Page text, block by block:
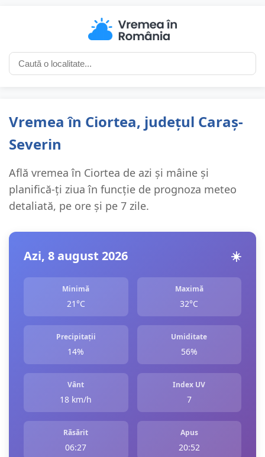
Vremea în Ciortea, județul Caraș-
Severin
Află vremea în Ciortea de azi și mâine și
planifică-ți ziua în funcție de prognoza meteo
detaliată, pe ore și pe 7 zile.
Azi, 8 august 2026 ☀️
Minimă
21°C
Maximă
32°C
Precipitații
14%
Umiditate
56%
Vânt
18 km/h
Index UV
7
Răsărit
06:27
Apus
20:52